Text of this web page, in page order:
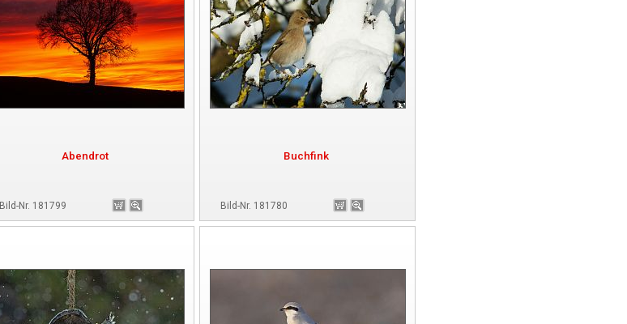
Abendrot
Bild-Nr. 181799
Buchfink
Bild-Nr. 181780